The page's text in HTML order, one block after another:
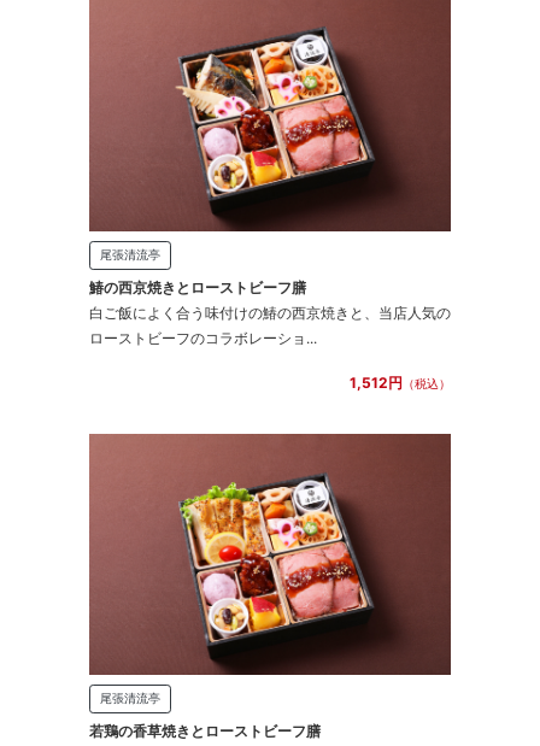
尾張清流亭
鰆の西京焼きとローストビーフ膳
白ご飯によく合う味付けの鰆の西京焼きと、当店人気の
ローストビーフのコラボレーショ...
1,512円 （税込）
尾張清流亭
若鶏の香草焼きとローストビーフ膳